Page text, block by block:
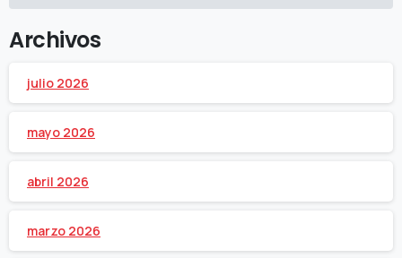
Archivos
julio 2026
mayo 2026
abril 2026
marzo 2026